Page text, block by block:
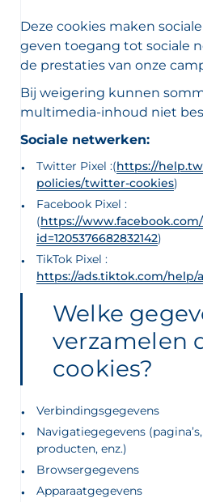
Deze cookies maken
geven toegang tot sociale
de prestaties van onze
Bij weigering kunnen
multimedia-inhoud niet
Sociale netwerken:
Twitter Pixel :(https://
policies/twitter-cookies)
Facebook Pixel :
(https://www.facebook.com/
id=1205376682832142)
TikTok Pixel :
https://ads.tiktok.com/
Welke
verzamelen
cookies?
Verbindingsgegevens
Navigatiegegevens
producten, enz.)
Browsergegevens
Apparaatgegevens